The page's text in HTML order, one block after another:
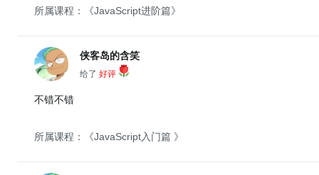
所属课程：《JavaScript进阶篇》
侠客岛的含笑
给了 好评
不错不错
所属课程：《JavaScript入门篇 》